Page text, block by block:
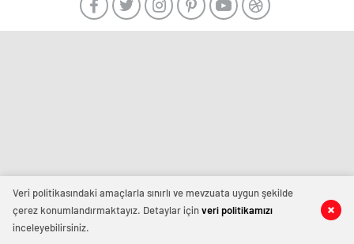
Veri politikasındaki amaçlarla sınırlı ve mevzuata uygun şekilde
çerez konumlandırmaktayız. Detaylar içinveri politikamızı
inceleyebilirsiniz.